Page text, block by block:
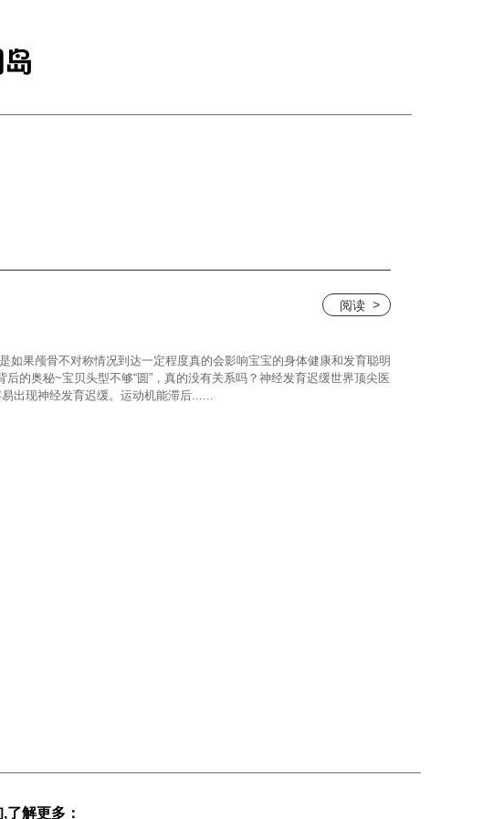
果颅骨不对称情况到达一定程度真的会影响宝宝的身体健康和发育聪明
的奥秘~宝贝头型不够“圆”，真的没有关系吗？神经发育迟缓世界顶尖医
出现神经发育迟缓。运动机能滞后......
阅读
了解更多：